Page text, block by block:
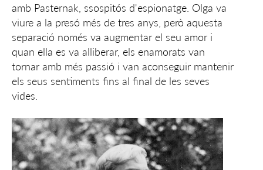
amb Pasternak, ssospitós d'espionatge. Olga va
viure a la presó més de tres anys, però aquesta
separació només va augmentar el seu amor i
quan ella es va alliberar, els enamorats van
tornar amb més passió i van aconseguir mantenir
els seus sentiments fins al final de les seves
vides.